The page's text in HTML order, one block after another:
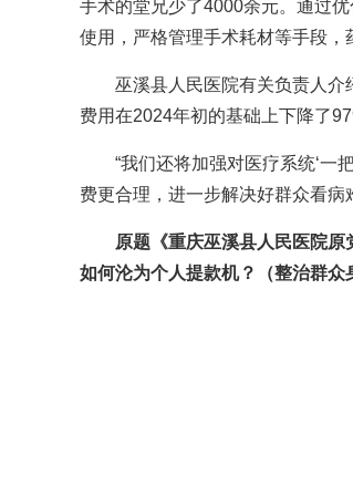
手术的堂兄少了4000余元。通过
使用，严格管理手术耗材等手段
巫溪县人民医院有关负责人
费用在2024年初的基础上下降了
“我们还将加强对医疗系统‘一
费更合理，进一步解决好群众看病
原题《重庆巫溪县人民医院原
如何沦为个人提款机？（整治群众